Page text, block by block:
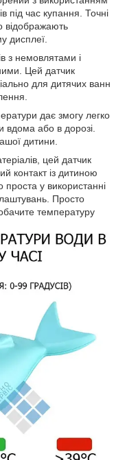
під час купання. Точні
відображають
дисплеї.
з немовлятами і
Цей датчик
для дитячих ванн
дає змогу легко
вдома або в дорозі.
дитини.
цей датчик
контакт із дитиною
у використанні
Просто
температуру